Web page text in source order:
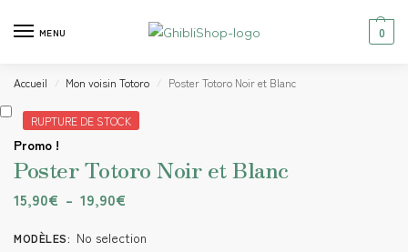
MENU 0
Accueil / Mon voisin Totoro / Poster Totoro Noir et Blanc
RUPTURE DE STOCK
Promo !
Poster Totoro Noir et Blanc
15,90€ – 19,90€
MODÈLES: No selection